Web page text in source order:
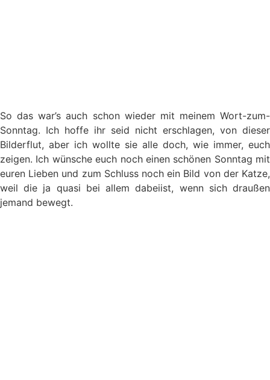
So das war’s auch schon wieder mit meinem Wort-zum-
Sonntag. Ich hoffe ihr seid nicht erschlagen, von dieser
Bilderflut, aber ich wollte sie alle doch, wie immer, euch
zeigen. Ich wünsche euch noch einen schönen Sonntag mit
euren Lieben und zum Schluss noch ein Bild von der Katze,
weil die ja quasi bei allem dabeiist, wenn sich draußen
jemand bewegt.